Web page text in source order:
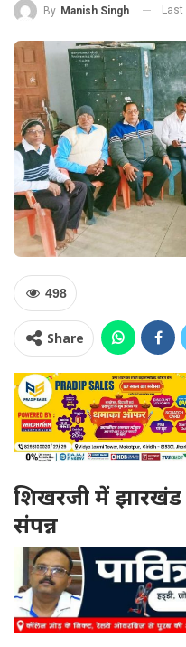
By Manish Singh Last
498
Share
शिखरजी में
संपन्न